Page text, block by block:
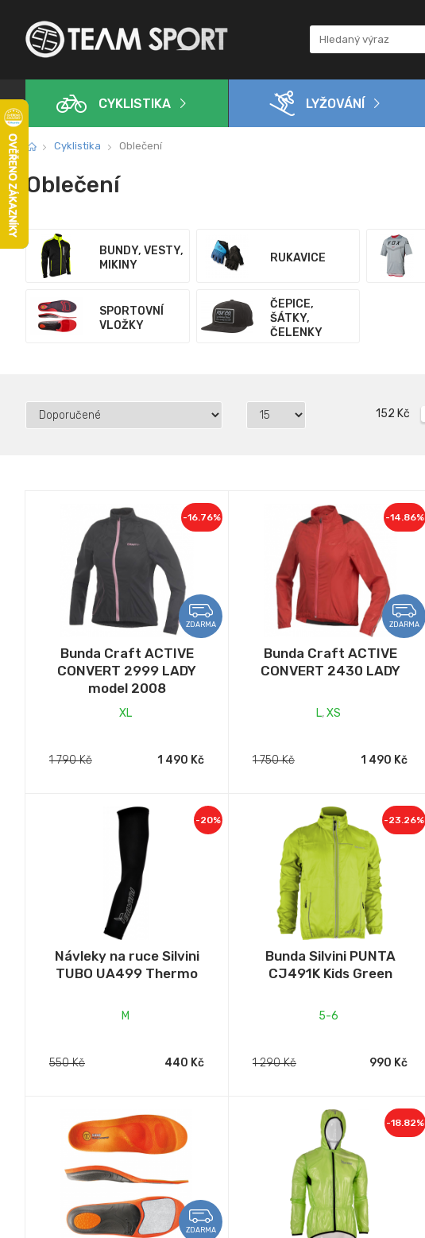
CYKLISTIKA LYŽOVÁNÍ
Cyklistika Oblečení
Oblečení
BUNDY, VESTY,
MIKINY
RUKAVICE
SPORTOVNÍ
VLOŽKY
ČEPICE,
ŠÁTKY,
ČELENKY
152 Kč
ZDARMA
-16.76%
Bunda Craft ACTIVE
CONVERT 2999 LADY
model 2008
XL
1 790 Kč 1 490 Kč
ZDARMA
-14.86%
Bunda Craft ACTIVE
CONVERT 2430 LADY
L,XS
1 750 Kč 1 490 Kč
-20%
Návleky na ruce Silvini
TUBO UA499 Thermo
M
550 Kč 440 Kč
-23.26%
Bunda Silvini PUNTA
CJ491K Kids Green
5-6
1 290 Kč 990 Kč
ZDARMA
-18.82%